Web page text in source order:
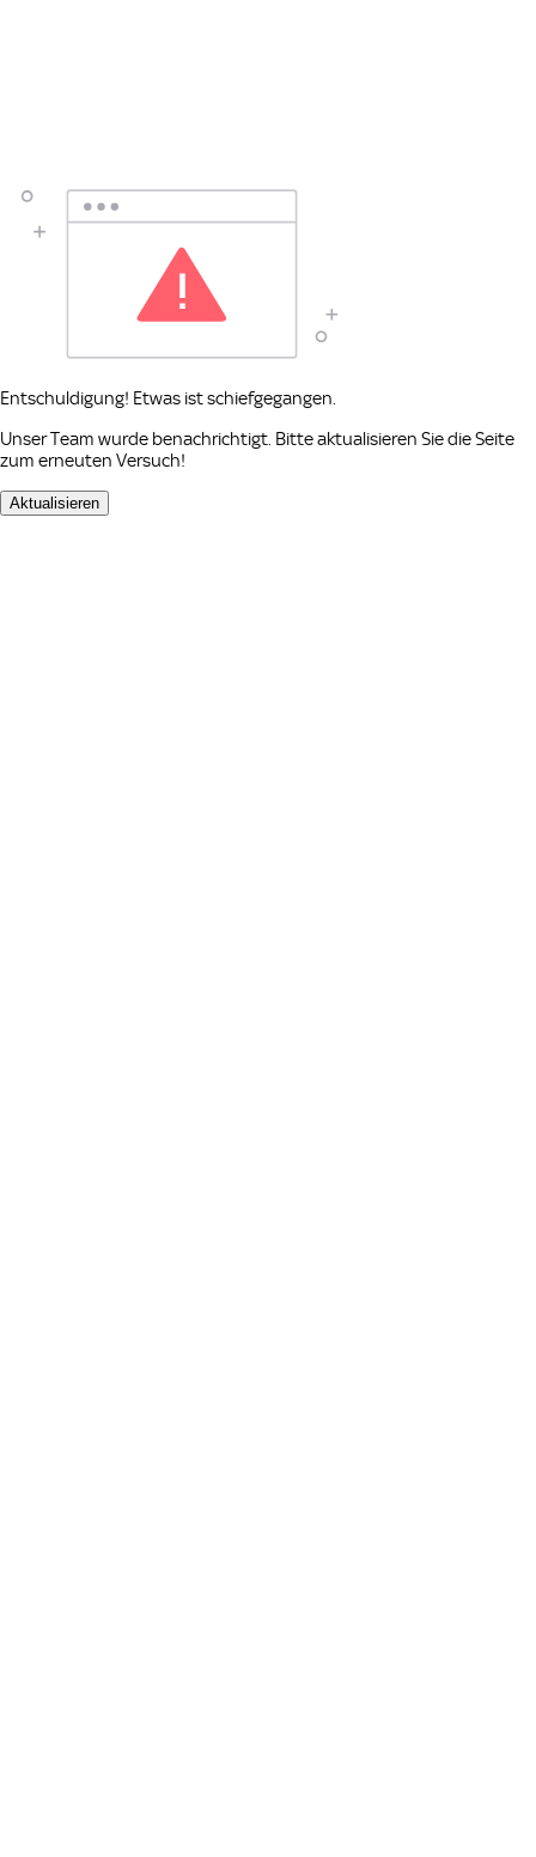
Entschuldigung! Etwas ist schiefgegangen.
Unser Team wurde benachrichtigt. Bitte aktualisieren Sie die Seite
zum erneuten Versuch!
Aktualisieren